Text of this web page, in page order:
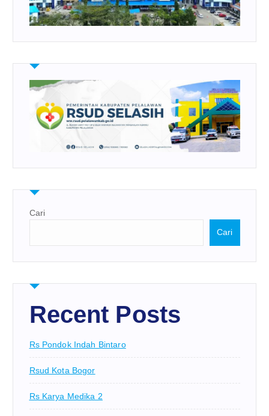
Cari
Cari
Recent Posts
Rs Pondok Indah Bintaro
Rsud Kota Bogor
Rs Karya Medika 2